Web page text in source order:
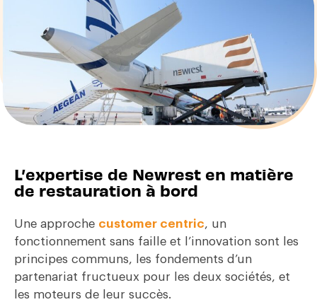
L’expertise de Newrest en matière
de restauration à bord
Une approche customer centric, un
fonctionnement sans faille et l’innovation sont les
principes communs, les fondements d’un
partenariat fructueux pour les deux sociétés, et
les moteurs de leur succès.